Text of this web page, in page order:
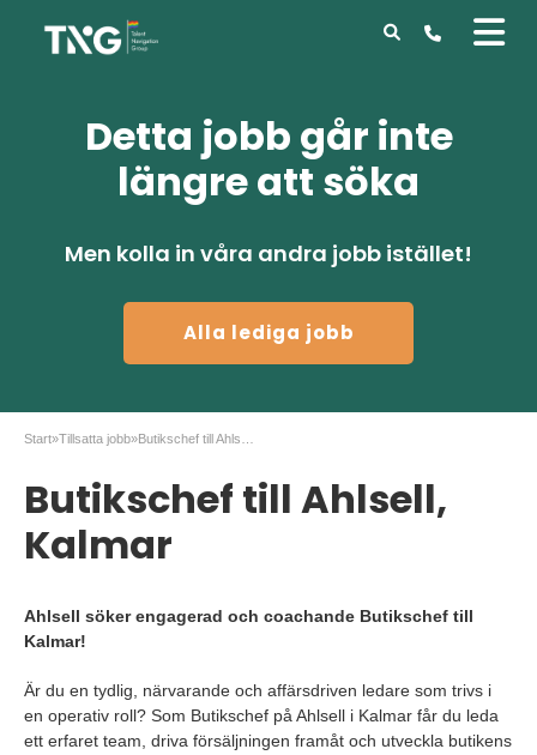
Detta jobb går inte
längre att söka
Men kolla in våra andra jobb istället!
Alla lediga jobb
Start»Tillsatta jobb»
Butikschef till Ahlsell,
Kalmar
Ahlsell söker engagerad och coachande Butikschef till
Kalmar!
Är du en tydlig, närvarande och affärsdriven ledare som trivs i
en operativ roll? Som Butikschef på Ahlsell i Kalmar får du leda
ett erfaret team, driva försäljningen framåt och utveckla butikens